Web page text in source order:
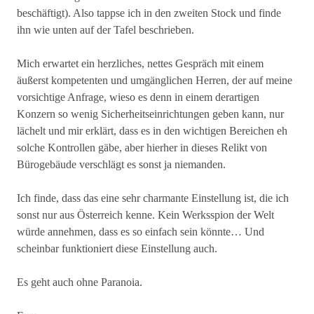
beschäftigt). Also tappse ich in den zweiten Stock und finde
ihn wie unten auf der Tafel beschrieben.
Mich erwartet ein herzliches, nettes Gespräch mit einem
äußerst kompetenten und umgänglichen Herren, der auf meine
vorsichtige Anfrage, wieso es denn in einem derartigen
Konzern so wenig Sicherheitseinrichtungen geben kann, nur
lächelt und mir erklärt, dass es in den wichtigen Bereichen eh
solche Kontrollen gäbe, aber hierher in dieses Relikt von
Bürogebäude verschlägt es sonst ja niemanden.
Ich finde, dass das eine sehr charmante Einstellung ist, die ich
sonst nur aus Österreich kenne. Kein Werksspion der Welt
würde annehmen, dass es so einfach sein könnte… Und
scheinbar funktioniert diese Einstellung auch.
Es geht auch ohne Paranoia.